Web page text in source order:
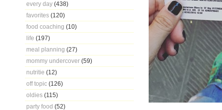
every day (438)
favorites (120)
food coaching (10)
life (197)
meal planning (27)
mommy undercover (59)
nutritie (12)
off topic (126)
oldies (115)
party food (52)